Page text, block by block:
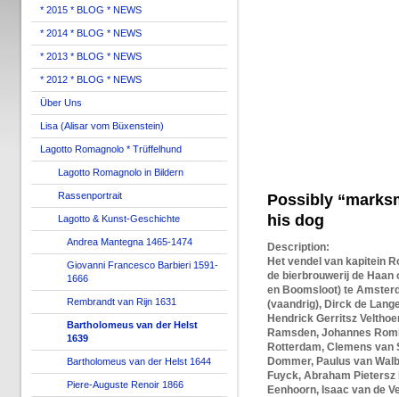
* 2015 * BLOG * NEWS
* 2014 * BLOG * NEWS
* 2013 * BLOG * NEWS
* 2012 * BLOG * NEWS
Über Uns
Lisa (Alisar vom Büxenstein)
Lagotto Romagnolo * Trüffelhund
Lagotto Romagnolo in Bildern
Rassenportrait
Lagotto & Kunst-Geschichte
Andrea Mantegna 1465-1474
Giovanni Francesco Barbieri 1591-
1666
Rembrandt van Rijn 1631
Bartholomeus van der Helst
1639
Bartholomeus van der Helst 1644
Piere-Auguste Renoir 1866
Possibly
his dog
Description:
Het vendel van kapitein
de bierbrouwerij de Haan
en Boomsloot) te
(vaandrig), Dirck de
Hendrick Gerritsz
Ramsden, Johannes
Rotterdam, Clemens van
Dommer, Paulus van
Fuyck, Abraham
Eenhoorn, Isaac van de